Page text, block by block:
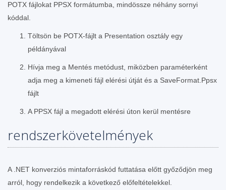
POTX fájlokat PPSX formátumba, mindössze néhány sornyi
kóddal.
Töltsön be POTX-fájlt a Presentation osztály egy
példányával
Hívja meg a Mentés metódust, miközben paraméterként
adja meg a kimeneti fájl elérési útját és a SaveFormat.Ppsx
fájlt
A PPSX fájl a megadott elérési úton kerül mentésre
rendszerkövetelmények
A .NET konverziós mintaforráskód futtatása előtt győződjön meg
arról, hogy rendelkezik a következő előfeltételekkel.